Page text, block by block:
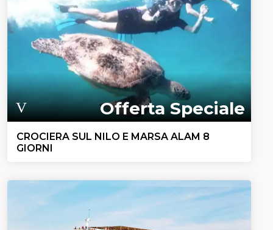
Offerta Speciale
CROCIERA SUL NILO E MARSA ALAM 8
GIORNI